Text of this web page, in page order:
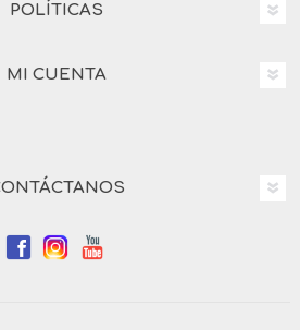
POLÍTICAS
MI CUENTA